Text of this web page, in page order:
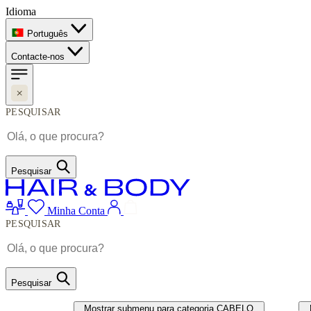
Idioma
Português
Contacte-nos
PESQUISAR
Pesquisar
Minha Conta
PESQUISAR
Pesquisar
Mostrar submenu para categoria CABELO UNHAS